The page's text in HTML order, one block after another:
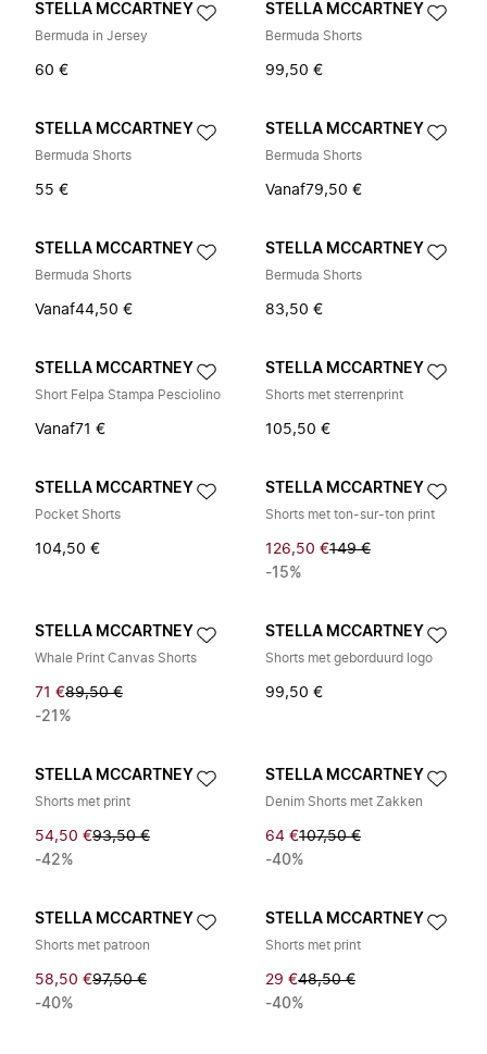
STELLA MCCARTNEY
Bermuda in Jersey
60 €
STELLA MCCARTNEY
Bermuda Shorts
99,50 €
STELLA MCCARTNEY
Bermuda Shorts
55 €
STELLA MCCARTNEY
Bermuda Shorts
Vanaf79,50 €
STELLA MCCARTNEY
Bermuda Shorts
Vanaf44,50 €
STELLA MCCARTNEY
Bermuda Shorts
83,50 €
STELLA MCCARTNEY
Short Felpa Stampa Pesciolino
Vanaf71 €
STELLA MCCARTNEY
Shorts met sterrenprint
105,50 €
STELLA MCCARTNEY
Pocket Shorts
104,50 €
STELLA MCCARTNEY
Shorts met ton-sur-ton print
126,50 €149 €
-15%
STELLA MCCARTNEY
Whale Print Canvas Shorts
71 €89,50 €
-21%
STELLA MCCARTNEY
Shorts met geborduurd logo
99,50 €
STELLA MCCARTNEY
Shorts met print
54,50 €93,50 €
-42%
STELLA MCCARTNEY
Denim Shorts met Zakken
64 €107,50 €
-40%
STELLA MCCARTNEY
Shorts met patroon
58,50 €97,50 €
-40%
STELLA MCCARTNEY
Shorts met print
29 €48,50 €
-40%